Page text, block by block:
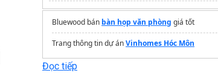
Bluewood bán bàn họp văn phòng giá tốt
Trang thông tin dự ánVinhomes Hóc Môn
Đọc tiếp